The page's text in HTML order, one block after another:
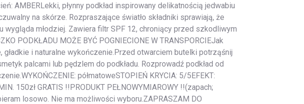
AMBERLekki, płynny podkład inspirowany delikatnością jedwabiu
na skórze. Rozpraszające światło składniki sprawiają, że
młodziej. Zawiera filtr SPF 12, chroniący przed szkodliwym
PODKŁADU MOŻE BYĆ POGNIECIONE W TRANSPORCIEJak
i naturalne wykończenie.Przed otwarciem butelki potrząśnij
palcami lub pędzlem do podkładu. Rozprowadź podkład od
półmatoweSTOPIEŃ KRYCIA: 5/5EFEKT:
150zł GRATIS !!PRODUKT PEŁNOWYMIAROWY !!(zapach;
losowo. Nie ma możliwości wyboru.ZAPRASZAM DO